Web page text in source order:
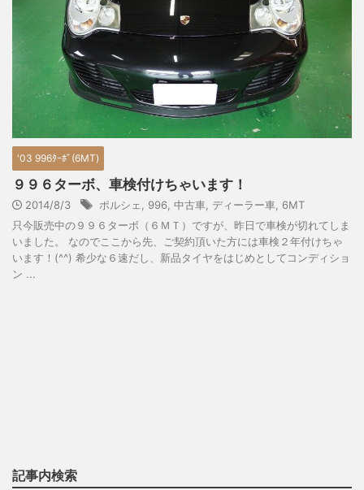
'03 996ﾀｰﾎﾞ(6MT)
９９６ターボ、車検付けちゃいます！
2014/8/3 ポルシェ 996 中古車 ディーラー車 6MT
只今販売中の９９６ターボ（６ＭＴ）ですが、昨日で車検が切れてしま
いました。 なのでここから先、ご契約頂いた方には車検２年付けちゃ
います！(^^) 希少な６速だし、新品タイヤをはじめとしてコンディショ
ン ...
記事内検索